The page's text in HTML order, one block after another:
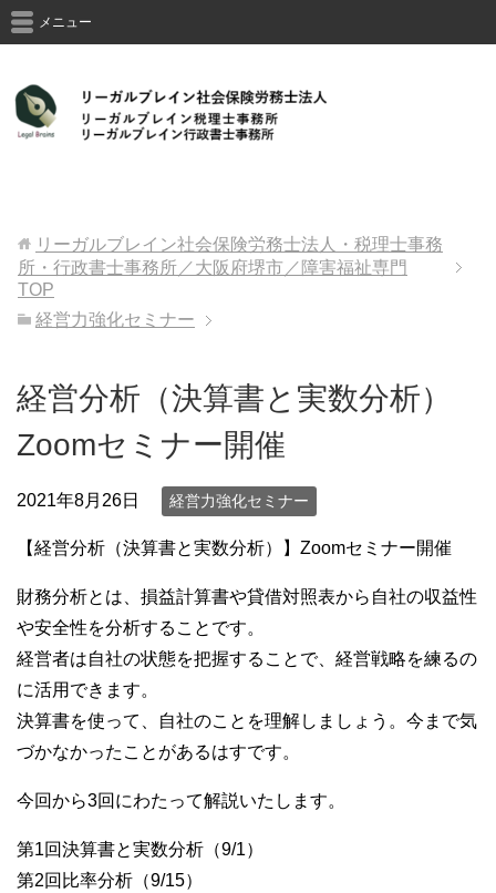
Официальный сайт
клиентам честную игру, стабильные выплаты и большой
ассортимент слотов. Вход на сайт Vavada casino через
рабочее зеркало.
メニュー
リーガルブレイン社会保険労務士法人・税理士事務
所・行政書士事務所／大阪府堺市／障害福祉専門
TOP
経営力強化セミナー
経営分析（決算書と実数分析）
Zoomセミナー開催
2021年8月26日 経営力強化セミナー
【経営分析（決算書と実数分析）】Zoomセミナー開催
財務分析とは、損益計算書や貸借対照表から自社の収益性
や安全性を分析することです。
経営者は自社の状態を把握することで、経営戦略を練るの
に活用できます。
決算書を使って、自社のことを理解しましょう。今まで気
づかなかったことがあるはすです。
今回から3回にわたって解説いたします。
第1回決算書と実数分析（9/1）
第2回比率分析（9/15）